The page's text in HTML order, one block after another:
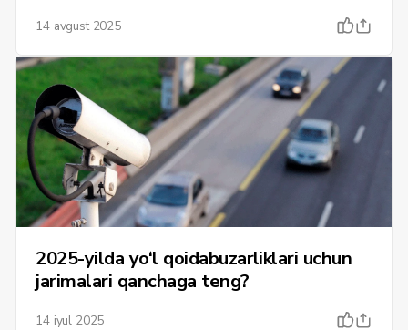
14 avgust 2025
2025-yilda yo‘l qoidabuzarliklari uchun
jarimalari qanchaga teng?
14 iyul 2025